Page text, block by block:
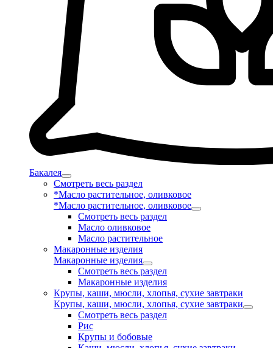
Бакалея
Смотреть весь раздел
*Масло растительное, оливковое
*Масло растительное, оливковое
Смотреть весь раздел
Масло оливковое
Масло растительное
Макаронные изделия
Макаронные изделия
Смотреть весь раздел
Макаронные изделия
Крупы, каши, мюсли, хлопья, сухие завтраки
Крупы, каши, мюсли, хлопья, сухие завтраки
Смотреть весь раздел
Рис
Крупы и бобовые